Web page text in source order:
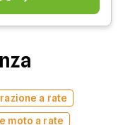
a rate
moto a rate